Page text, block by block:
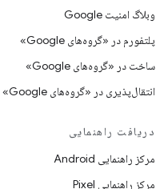
وبلاگ امنیت Google
پلتفورم در «گروه‌های Google»
ساخت در «گروه‌های Google»
انتقال‌پذیری در «گروه‌های Google»
دریافت راهنمایی
مرکز راهنمایی Android
مرکز راهنمایی Pixel